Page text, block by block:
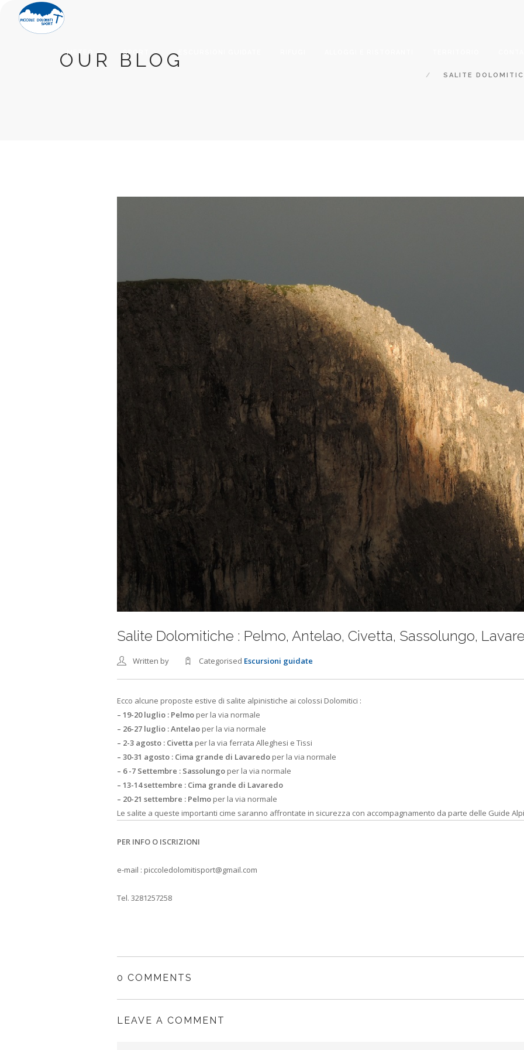
METEO SPORT
OUR BLOG
SALITE
Salite Dolomitiche : Pelmo, Antelao, Civetta, Sassolungo,
Written by Categorised Escursioni guidate
Ecco alcune proposte estive di salite alpinistiche ai colossi Dolomitici :
– 19-20 luglio : Pelmoper la via normale
– 26-27 luglio : Antelaoper la via normale
– 2-3 agosto : Civetta per la via ferrata Alleghesi e Tissi
– 30-31 agosto : Cima grande di Lavaredoper la via normale
– 6 -7 Settembre : Sassolungoper la via normale
– 13-14 settembre : Cima grande di Lavaredo
– 20-21 settembre : Pelmoper la via normale
Le salite a queste importanti cime saranno affrontate in sicurezza con accompagnamento da parte delle Guide
PER INFO O ISCRIZIONI
e-mail : piccoledolomitisport@gmail.com
Tel. 3281257258
0 COMMENTS
LEAVE A COMMENT